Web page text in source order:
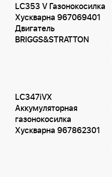
LC353 V Газонокосилка
Хускварна 967069401
Двигатель
BRIGGS&STRATTON
LC347iVX
Аккумуляторная
газонокосилка
Хускварна 967862301